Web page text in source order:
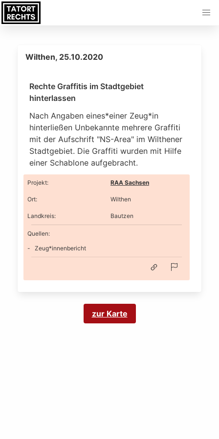
Wilthen, 25.10.2020
Rechte Graffitis im Stadtgebiet
hinterlassen
Nach Angaben eines*einer Zeug*in
hinterließen Unbekannte mehrere Graffiti
mit der Aufschrift "NS-Area" im Wilthener
Stadtgebiet. Die Graffiti wurden mit Hilfe
einer Schablone aufgebracht.
Projekt: RAA Sachsen
Ort: Wilthen
Landkreis: Bautzen
Quellen:
Zeug*innenbericht
zur Karte